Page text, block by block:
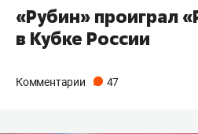
«Рубин» проиграл
в Кубке России
Комментарии 47